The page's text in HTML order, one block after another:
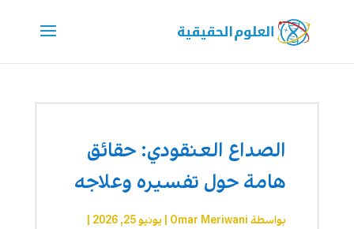
الصداع العنقودي: حقائق
هامة حول تفسيره وعلاجه
بواسطة Omar Meriwani يونيو 25, 2026